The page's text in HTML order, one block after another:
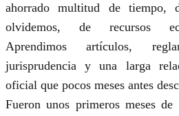
ahorrado multitud de tiempo,
olvidemos, de recursos
Aprendimos artículos,
jurisprudencia y una larga
oficial que pocos meses antes
Fueron unos primeros meses